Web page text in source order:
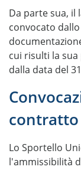
Da parte sua,
convocato
cui risulti la
dalla data del
contratto
Lo Sportello
l'ammissibilità